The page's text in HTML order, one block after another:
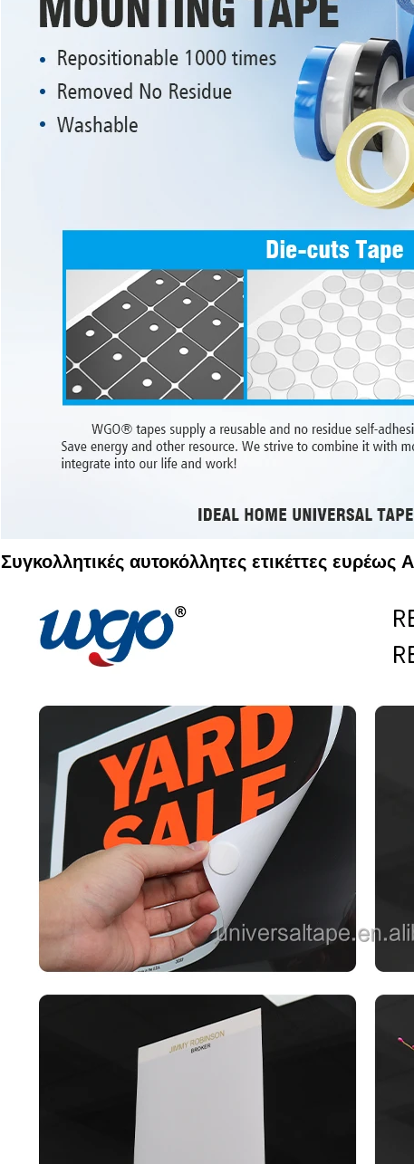
Συγκολλητικές αυτοκόλλητες ετικέττες